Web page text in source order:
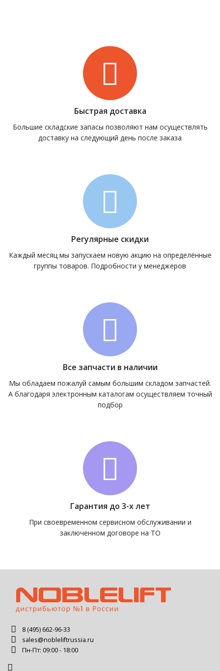
Быстрая доставка
Большие складские запасы позволяют нам осуществлять
доставку на следующий день после заказа
Регулярные скидки
Каждый месяц мы запускаем новую акцию на определённые
группы товаров. Подробности у менеджеров
Все запчасти в наличии
Мы обладаем пожалуй самым большим складом запчастей.
А благодаря электронным каталогам осуществляем точный
подбор
Гарантия до 3-х лет
При своевременном сервисном обслуживании и
заключенном договоре на ТО
8 (495) 662-96-33
sales@nobleliftrussia.ru
Пн-Пт: 09:00 - 18:00